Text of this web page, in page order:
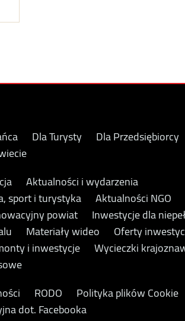
Dla Turysty Dla Przedsiębiorcy
Aktualności i wydarzenia
sport i turystyka
Aktualności NGO
powiat
Inwestycje dla
Materiały wideo
Oferty
i inwestycje
Wycieczki
RODO Polityka plików Cookie
dot. Facebooka